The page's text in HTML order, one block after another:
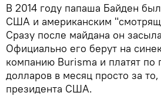
В 2014 году папаша Байден
США и американским
Сразу после майдана он
Официально его берут на
компанию Burisma и платят по
долларов в месяц просто за
президента США.